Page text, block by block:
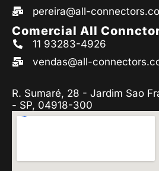
pereira@all-
Comercial All
11 93283-4926
vendas@all-
R. Sumaré, 28 - Jardim Sao
- SP, 04918-300